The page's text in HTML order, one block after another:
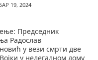
19, 2024
Председник
Радослав
у вези смрти две
у нелегалном дому